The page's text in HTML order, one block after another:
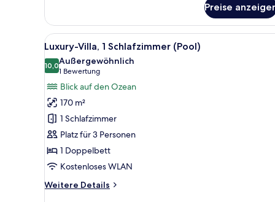
Zimmer,
1 King-
Bett
(Ocean)
Preise
Alle
Fotos
für
Luxury-
Villa,
1
Schlafzimmer
(Pool)
anzeigen
Ein modernes Hotelzimmer
15
Luxury-Villa, 1 Schlafzimmer (Pool)
10,010,0 von 10
Außergewöhnlich
1 Bewertung
(1
Bewertung)
Blick auf den Ozean
170 m²
1 Schlafzimmer
Platz für 3 Personen
1 Doppelbett
Kostenloses WLAN
Weitere Details
Weitere